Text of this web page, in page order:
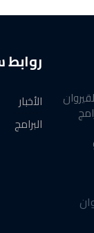
الأخبار
البرامج